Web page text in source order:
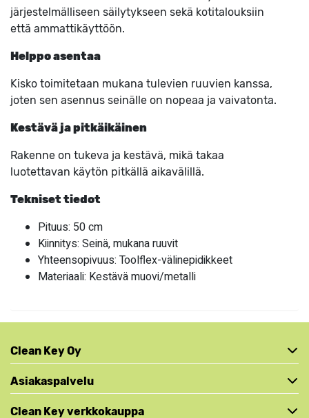
järjestelmälliseen säilytykseen sekä kotitalouksiin
että ammattikäyttöön.
Helppo asentaa
Kisko toimitetaan mukana tulevien ruuvien kanssa,
joten sen asennus seinälle on nopeaa ja vaivatonta.
Kestävä ja pitkäikäinen
Rakenne on tukeva ja kestävä, mikä takaa
luotettavan käytön pitkällä aikavälillä.
Tekniset tiedot
Pituus: 50 cm
Kiinnitys: Seinä, mukana ruuvit
Yhteensopivuus: Toolflex-välinepidikkeet
Materiaali: Kestävä muovi/metalli
Clean Key Oy
Asiakaspalvelu
Clean Key verkkokauppa